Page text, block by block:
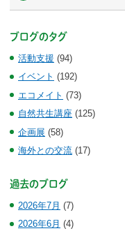
ブログのタグ
活動支援 (94)
イベント (192)
エコメイト (73)
自然共生講座 (125)
企画展 (58)
海外との交流 (17)
過去のブログ
2026年7月 (7)
2026年6月 (4)